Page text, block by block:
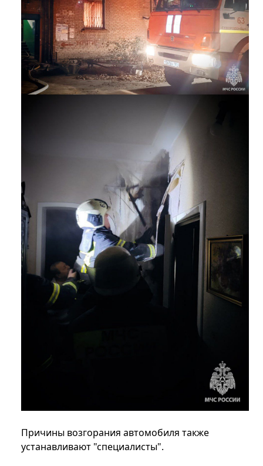
Причины возгорания автомобиля также
устанавливают "специалисты".